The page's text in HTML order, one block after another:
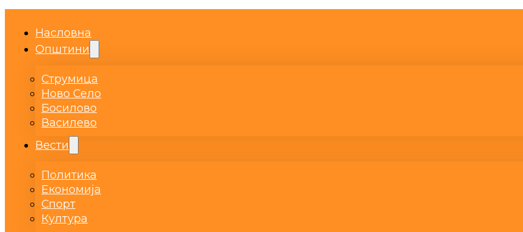
Насловна
Општини
Струмица
Ново Село
Босилово
Василево
Вести
Политика
Економија
Спорт
Култура